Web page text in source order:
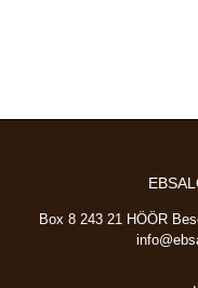
Box 8 243 21 HÖÖR